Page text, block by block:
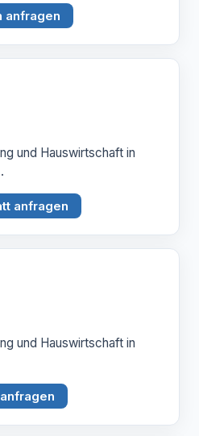
anfragen
und Hauswirtschaft in
anfragen
und Hauswirtschaft in